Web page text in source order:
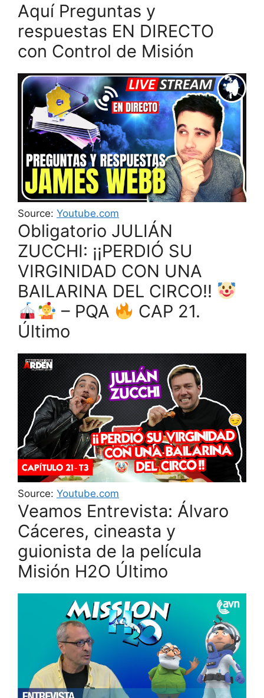
Aquí Preguntas y
respuestas EN DIRECTO
con Control de Misión
Source: Youtube.com
Obligatorio JULIÁN
ZUCCHI: ¡¡PERDIÓ SU
VIRGINIDAD CON UNA
BAILARINA DEL CIRCO!!
– PQA
CAP 21.
Último
Source: Youtube.com
Veamos Entrevista: Álvaro
Cáceres, cineasta y
guionista de la película
Misión H2O Último